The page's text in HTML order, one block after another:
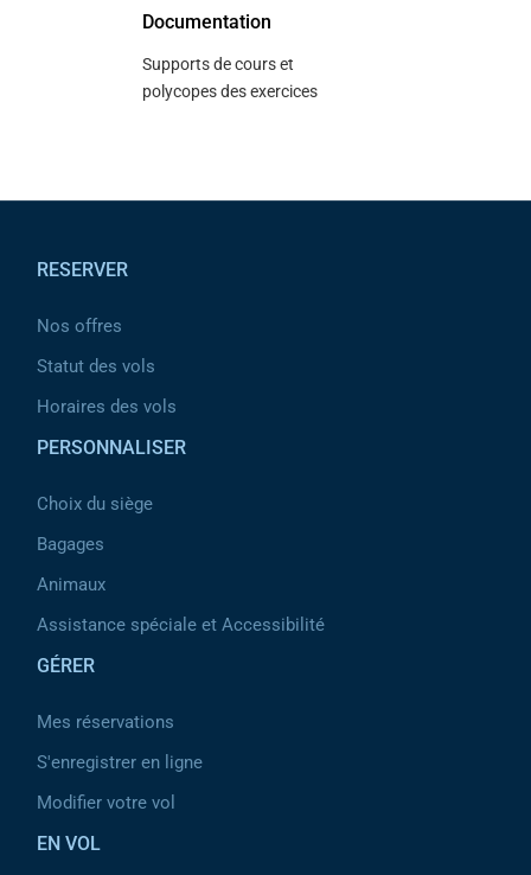
Documentation
Supports de cours et
polycopes des exercices
RESERVER
Nos offres
Statut des vols
Horaires des vols
PERSONNALISER
Choix du siège
Bagages
Animaux
Assistance spéciale et Accessibilité
GÉRER
Mes réservations
S'enregistrer en ligne
Modifier votre vol
EN VOL